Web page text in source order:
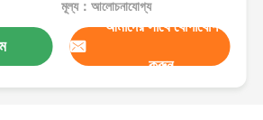
মূল্য：আলোচনাযোগ্য
আমাদের সাথে যোগাযোগ
করুন